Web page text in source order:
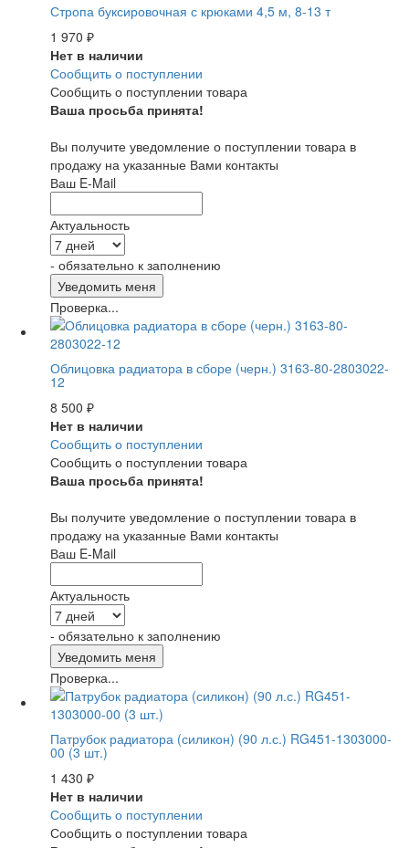
Стропа буксировочная с крюками 4,5 м, 8-13 т
1 970 ₽
Нет в наличии
Сообщить о поступлении
Сообщить о поступлении товара
Ваша просьба принята!
Вы получите уведомление о поступлении товара в
продажу на указанные Вами контакты
Ваш E-Mail
Актуальность
- обязательно к заполнению
Проверка...
Облицовка радиатора в сборе (черн.) 3163-80-2803022-
12
8 500 ₽
Нет в наличии
Сообщить о поступлении
Сообщить о поступлении товара
Ваша просьба принята!
Вы получите уведомление о поступлении товара в
продажу на указанные Вами контакты
Ваш E-Mail
Актуальность
- обязательно к заполнению
Проверка...
Патрубок радиатора (силикон) (90 л.с.) RG451-1303000-
00 (3 шт.)
1 430 ₽
Нет в наличии
Сообщить о поступлении
Сообщить о поступлении товара